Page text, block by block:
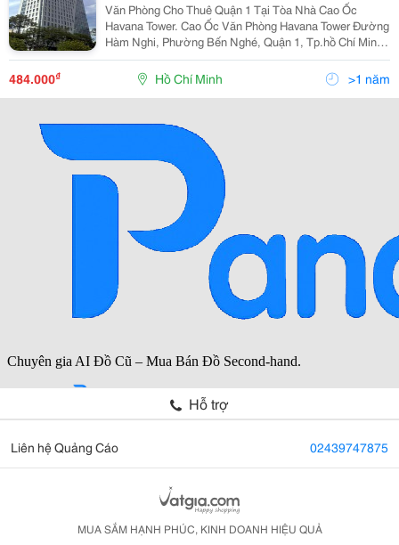
Văn Phòng Cho Thuê Quận 1 Tại Tòa Nhà Cao Ốc
Havana Tower. Cao Ốc Văn Phòng Havana Tower Đường
Hàm Nghi, Phường Bến Nghé, Quận 1, Tp.hồ Chí Minh.
Tòa Nhà Văn Phòng Havana Tower Có Chiều Cao Gồm
22 Tầng Nổi Và 2 Tầng Hầm Với Tổng Diện Tích
15.000M2, C
484.000₫ Hồ Chí Minh >1 năm
Hỗ trợ
Liên hệ Quảng Cáo 02439747875
MUA SẮM HẠNH PHÚC, KINH DOANH HIỆU QUẢ